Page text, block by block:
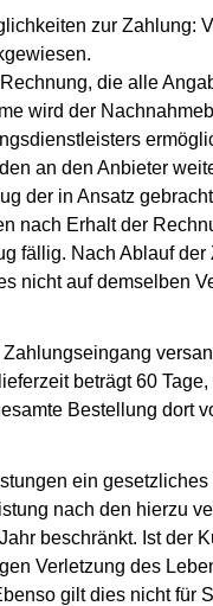
zur Zahlung:
die alle
wird der
an den Anbieter
der in Ansatz
nach Erhalt der
fällig. Nach Ablauf
nicht auf demselben
beträgt 60
Bestellung dort
ein
nach den hierzu
beschränkt. Ist der
Verletzung des
gilt dies nicht für